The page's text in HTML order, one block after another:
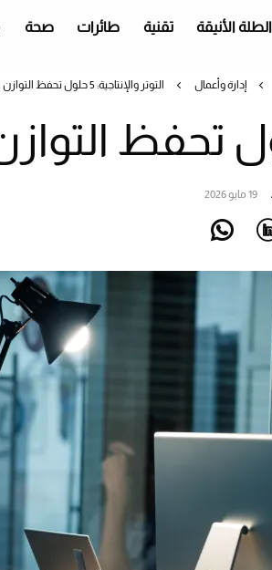
الطلة الأنيقة تقنية طائرات صحة
إدارة وأعمال التوتر والإنتاجية: 5 حلول تحفظ التوازن
19 مايو 2026